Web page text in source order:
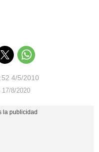
4/5/2010
8/2020